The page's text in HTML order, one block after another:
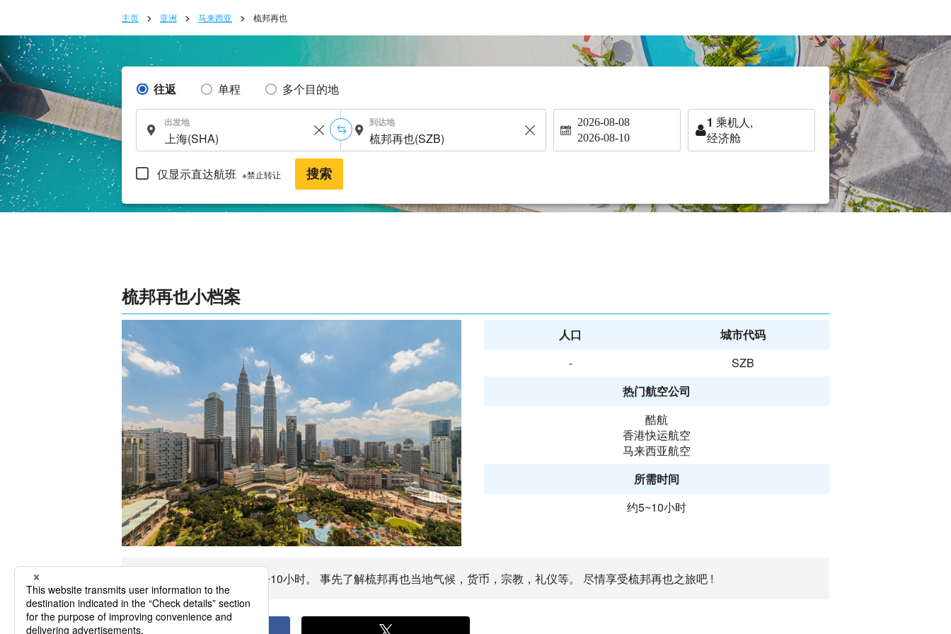
主页 亚洲 马来西亚 梳邦再也
往返 单程 多个目的地
出发地 到达地 2026-08-08
2026-08-10
1 乘机人,
经济舱
仅显示直达航班 ※禁止转让 搜索
梳邦再也小档案
人口
城市代码
-
SZB
热门航空公司
酷航
香港快运航空
马来西亚航空
所需时间
约5~10小时
前往梳邦再也飞行时间约5~10小时。 事先了解梳邦再也当地气候，货币，宗教，礼仪等。 尽情享受梳邦再也之旅吧 !